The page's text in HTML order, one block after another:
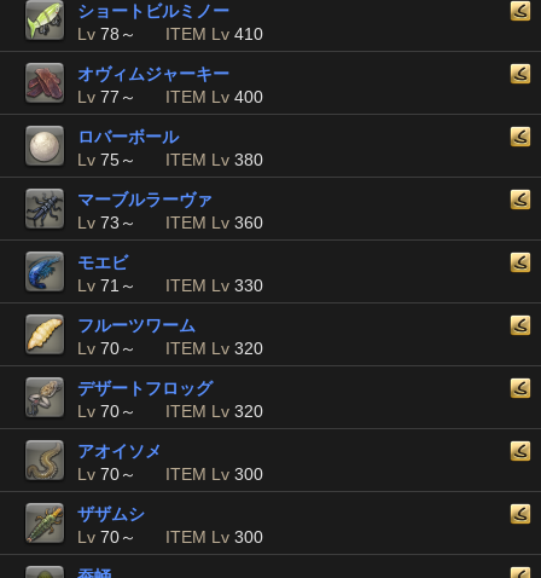
ショートビルミノー
Lv 78～ ITEM Lv 410
オヴィムジャーキー
Lv 77～ ITEM Lv 400
ロバーボール
Lv 75～ ITEM Lv 380
マーブルラーヴァ
Lv 73～ ITEM Lv 360
モエビ
Lv 71～ ITEM Lv 330
フルーツワーム
Lv 70～ ITEM Lv 320
デザートフロッグ
Lv 70～ ITEM Lv 320
アオイソメ
Lv 70～ ITEM Lv 300
ザザムシ
Lv 70～ ITEM Lv 300